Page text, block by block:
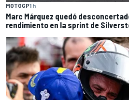
MOTOGP1 h
Marc Márquez quedó
rendimiento en la sprint de